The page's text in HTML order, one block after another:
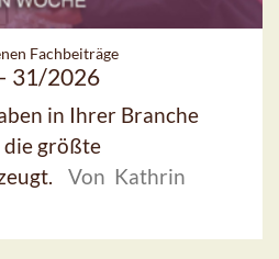
Fachbeiträge
31/2026
in Ihrer Branche
die größte
Von Kathrin